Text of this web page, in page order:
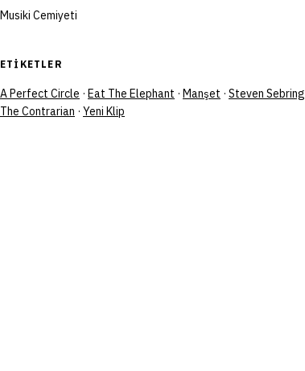
Musiki Cemiyeti
ETIKETLER
A Perfect Circle · Eat The Elephant · Manşet · Steven Sebring
The Contrarian · Yeni Klip